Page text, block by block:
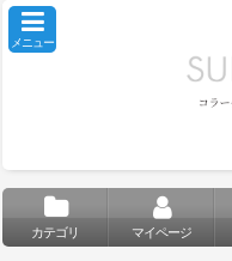
メニュー
カテゴリ マイページ